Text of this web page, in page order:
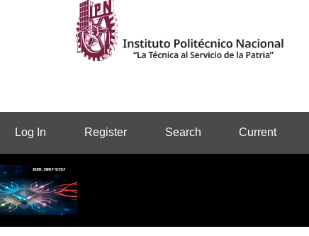
Log In Register Search Current